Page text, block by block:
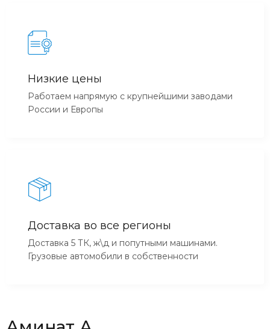
Низкие цены
Работаем напрямую с крупнейшими заводами
России и Европы
Доставка во все регионы
Доставка 5 ТК, ж\д и попутными машинами.
Грузовые автомобили в собственности